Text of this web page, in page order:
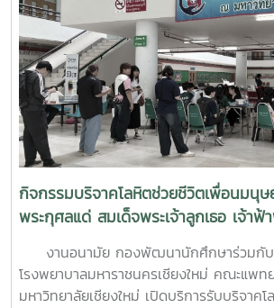
กิจกรรมบริจาคโลหิตช่วยชีวิตเพื่อนมนุษ
พระกุศลแด่ สมเด็จพระเจ้าลูกเธอ เจ้า
นทิราเทพยวดี กรมหลวงราช สาริณีสิริพั
ธิดา (สวนดอก 7 สค.69)
งานอนามัย กองพัฒนานักศึกษาร่วมกับ
โรงพยาบาลมหาราชนครเชียงใหม่ คณะแพท
มหาวิทยาลัยเชียงใหม่ เปิดบริการรับบริจาค